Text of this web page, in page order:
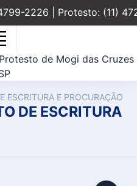
2226 | Protesto: (11)
ESCRITURA E PROCURAÇÃO
DE ESCRITURA